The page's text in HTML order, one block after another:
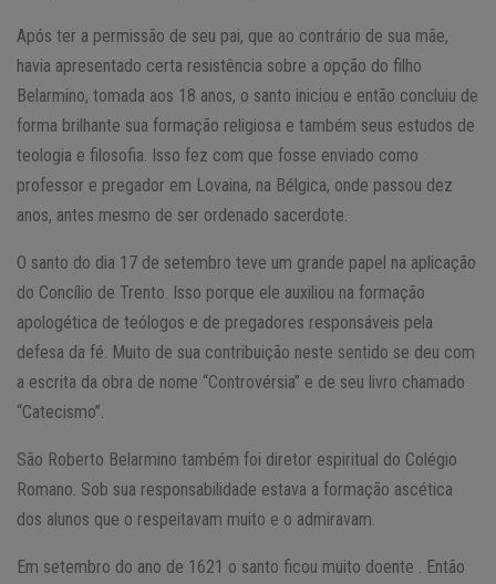
Após ter a permissão de seu pai, que ao contrário de sua mãe,
havia apresentado certa resistência sobre a opção do filho
Belarmino, tomada aos 18 anos, o santo iniciou e então concluiu de
forma brilhante sua formação religiosa e também seus estudos de
teologia e filosofia. Isso fez com que fosse enviado como
professor e pregador em Lovaina, na Bélgica, onde passou dez
anos, antes mesmo de ser ordenado sacerdote.
O santo do dia 17 de setembro teve um grande papel na aplicação
do Concílio de Trento. Isso porque ele auxiliou na formação
apologética de teólogos e de pregadores responsáveis pela
defesa da fé. Muito de sua contribuição neste sentido se deu com
a escrita da obra de nome “Controvérsia” e de seu livro chamado
“Catecismo”.
São Roberto Belarmino também foi diretor espiritual do Colégio
Romano. Sob sua responsabilidade estava a formação ascética
dos alunos que o respeitavam muito e o admiravam.
Em setembro do ano de 1621 o santo ficou muito doente . Então